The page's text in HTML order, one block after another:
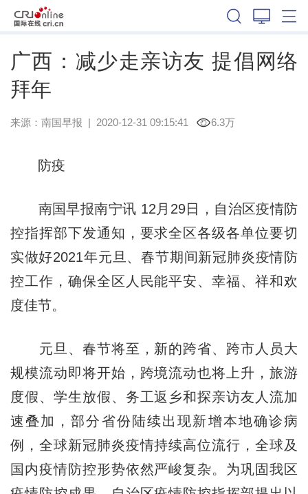
广西：减少走亲访友 提倡网络
拜年
来源： 南国早报 | 2020-12-31 09:15:41 6.3万
防疫
南国早报南宁讯 12月29日，自治区疫情防
控指挥部下发通知，要求全区各级各单位要切
实做好2021年元旦、春节期间新冠肺炎疫情防
控工作，确保全区人民能平安、幸福、祥和欢
度佳节。
元旦、春节将至，新的跨省、跨市人员大
规模流动即将开始，跨境流动也将上升，旅游
度假、学生放假、务工返乡和探亲访友人流加
速叠加，部分省份陆续出现新增本地确诊病
例，全球新冠肺炎疫情持续高位流行，全球及
国内疫情防控形势依然严峻复杂。为巩固我区